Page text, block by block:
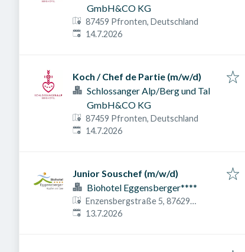
GmbH&CO KG
87459 Pfronten, Deutschland
Veröffentlicht am
14.7.2026
Koch / Chef de Partie (m/w/d)
Schlossanger Alp/Berg und Tal
GmbH&CO KG
87459 Pfronten, Deutschland
Veröffentlicht am
14.7.2026
Junior Souschef (m/w/d)
Biohotel Eggensberger****
Enzensbergstraße 5, 87629
Füssen, Deutschland
Veröffentlicht am
13.7.2026